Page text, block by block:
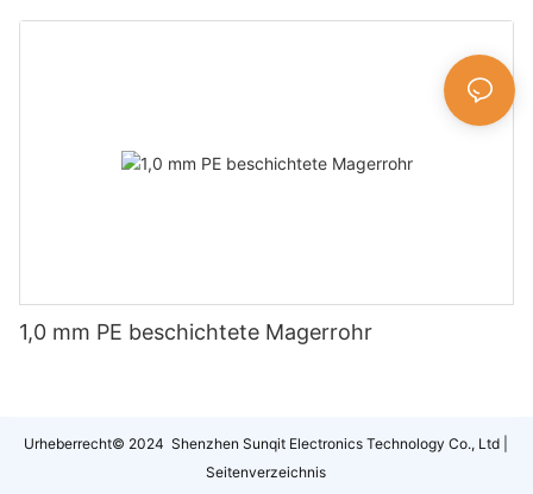
1,0 mm PE beschichtete Magerrohr
Urheberrecht© 2024 Shenzhen Sunqit Electronics Technology Co., Ltd |
Seitenverzeichnis